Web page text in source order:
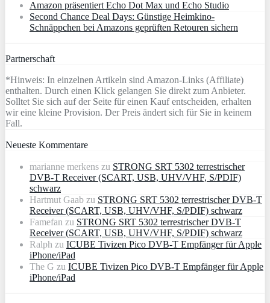
Amazon präsentiert Echo Dot Max und Echo Studio
Second Chance Deal Days: Günstige Heimkino-
Schnäppchen bei Amazons geprüften Retouren sichern
Partnerschaft
*Hinweis: In einzelnen Artikeln sind Amazon-Links (Affiliate)
enthalten. Durch einen Klick gelangen Sie direkt zum Anbieter.
Solltet Sie sich auf der Seite für einen Kauf entscheiden, erhalten
wir eine kleine Provision. Der Preis ändert sich für Sie in keinem
Fall.
Neueste Kommentare
marianne merkens zu STRONG SRT 5302 terrestrischer
DVB-T Receiver (SCART, USB, UHV/VHF, S/PDIF)
schwarz
Hartmut Gaab zu STRONG SRT 5302 terrestrischer DVB-T
Receiver (SCART, USB, UHV/VHF, S/PDIF) schwarz
Famefan zu STRONG SRT 5302 terrestrischer DVB-T
Receiver (SCART, USB, UHV/VHF, S/PDIF) schwarz
Ralph zu ICUBE Tivizen Pico DVB-T Empfänger für Apple
iPhone/iPad
The G zu ICUBE Tivizen Pico DVB-T Empfänger für Apple
iPhone/iPad